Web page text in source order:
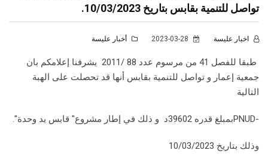
تواصل للتنمية بقابس بتاريخ 10/03/2023.
اخبار عليسة أخبار عليسة
طبقا للفصل 41 من مرسوم عدد 88 /2011 يشرفنا إعلامكم بان
جمعية إعمار و تواصل للتنمية بقابس أنها قد تحصلت على الهبة
التالية
-PNUDبمبلغ قدره 39602د و ذلك في إطار مشروع" قابس يد وحدة".
وذلك بتاريخ 10/03/2023